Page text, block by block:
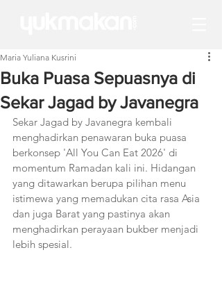
Buka Puasa Sepuasnya di
Sekar Jagad by Javanegra
Maria Yuliana Kusrini
Sekar Jagad by Javanegra kembali
menghadirkan penawaran buka puasa
berkonsep 'All You Can Eat 2026' di
momentum Ramadan kali ini. Hidangan
yang ditawarkan berupa pilihan menu
istimewa yang memadukan cita rasa Asia
dan juga Barat yang pastinya akan
menghadirkan perayaan bukber menjadi
lebih spesial.